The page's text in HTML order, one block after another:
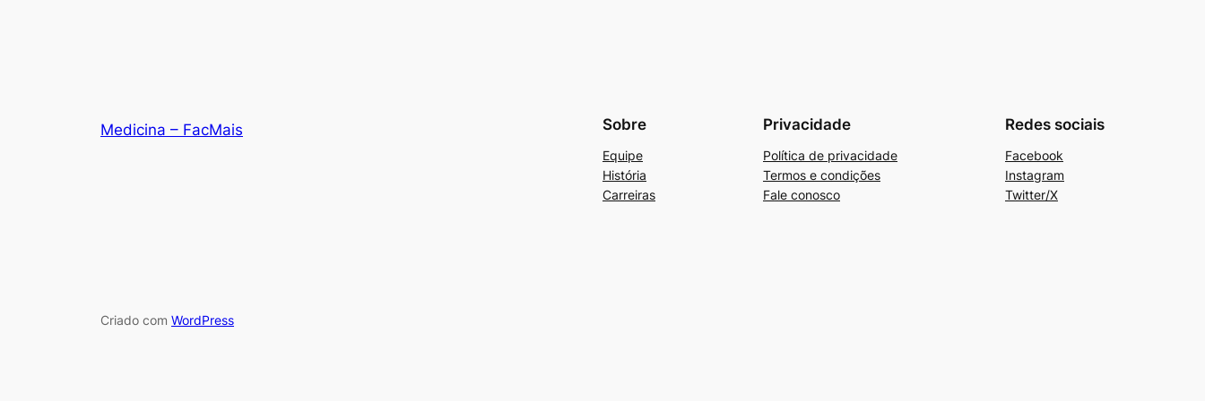
Medicina – FacMais Sobre
Equipe
História
Carreiras
Privacidade
Política de privacidade
Termos e condições
Fale conosco
Redes sociais
Facebook
Instagram
Twitter/X
Criado com WordPress